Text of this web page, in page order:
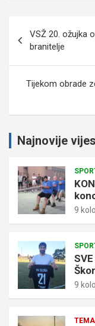
Navigacija
objava
VSŽ 20. ožujka
branitelje
Tijekom obrade
Najnovije
9
9